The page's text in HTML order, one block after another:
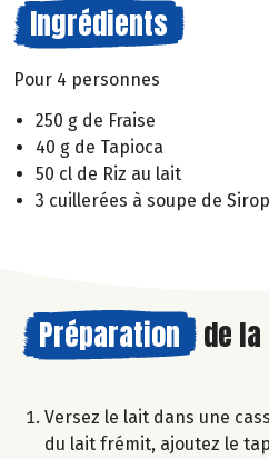
Ingrédients
Pour 4 personnes
250 g de Fraise
40 g de Tapioca
50 cl de Riz au lait
3 cuillerées à soupe de
Préparation de la
Versez le lait dans une
du lait frémit, ajoutez le